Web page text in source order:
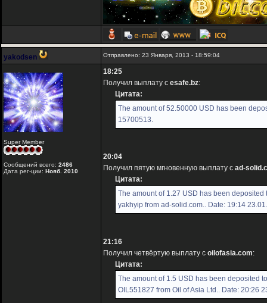
yakodsen Отправлено: 23 Января, 2013 - 18:59:04
Super Member
Сообщений всего: 2486
Дата рег-ции: Нояб. 2010
18:25
Получил выплату с esafe.bz:
Цитата:
The amount of 52.50000 USD has been
15700513.
20:04
Получил пятую мгновенную выплату с ad-
Цитата:
The amount of 1.27 USD has been
yakhyip from ad-solid.com.. Date: 19:14
21:16
Получил четвёртую выплату с oilofasia.com:
Цитата:
The amount of 1.5 USD has been deposited
OIL551827 from Oil of Asia Ltd.. Date: 20:26